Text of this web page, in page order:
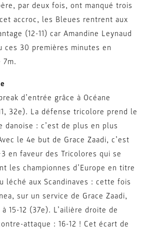
par deux fois, ont manqué trois
accroc, les Bleues rentrent aux
(12-11) car Amandine Leynaud
ces 30 premières minutes en
d’entrée grâce à Océane
32e). La défense tricolore prend le
danoise : c’est de plus en plus
le 4e but de Grace Zaadi, c’est
en faveur des Tricolores qui se
les championnes d’Europe en titre
léché aux Scandinaves : cette fois
sur un service de Grace Zaadi,
15-12 (37e). L’ailière droite de
attaque : 16-12 ! Cet écart de